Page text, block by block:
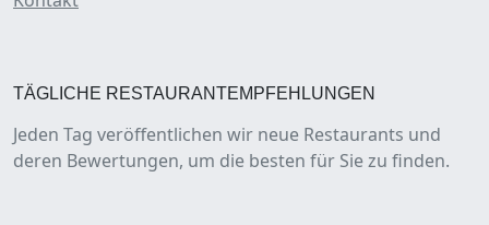
TÄGLICHE RESTAURANTEMPFEHLUNGEN
Jeden Tag veröffentlichen wir neue Restaurants und
deren Bewertungen, um die besten für Sie zu finden.